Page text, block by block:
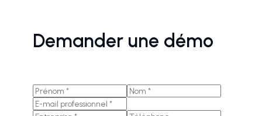
Demander une démo